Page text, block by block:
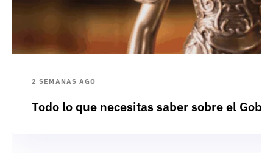
2 SEMANAS AGO
Todo lo que necesitas saber sobre el